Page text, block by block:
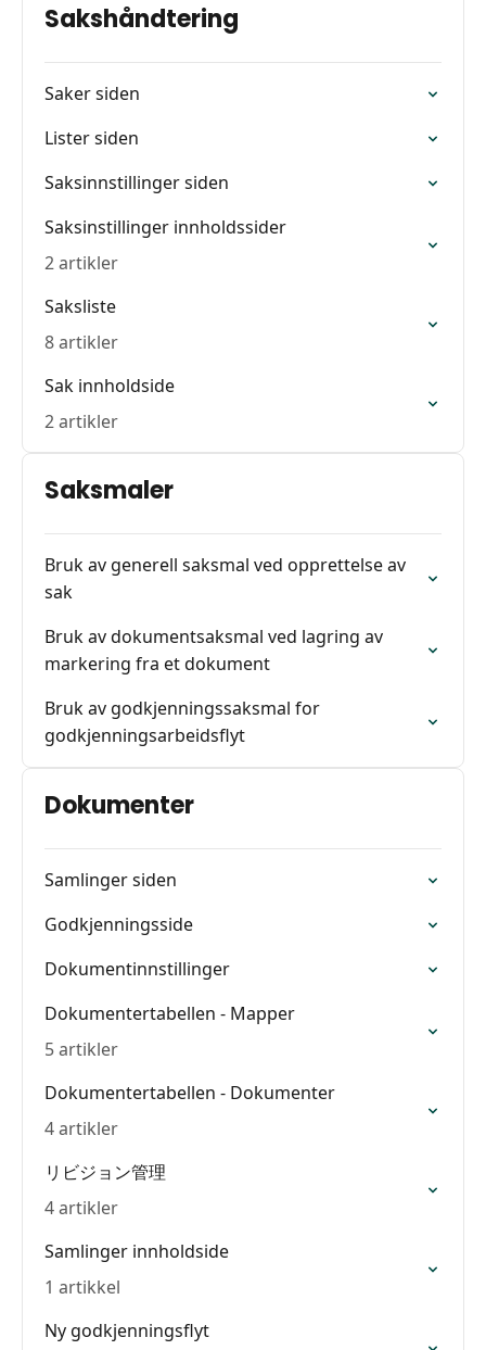
Sakshåndtering
Saker siden
Lister siden
Saksinnstillinger siden
Saksinstillinger innholdssider
2 artikler
Saksliste
8 artikler
Sak innholdside
2 artikler
Saksmaler
Bruk av generell saksmal ved opprettelse av
sak
Bruk av dokumentsaksmal ved lagring av
markering fra et dokument
Bruk av godkjenningssaksmal for
godkjenningsarbeidsflyt
Dokumenter
Samlinger siden
Godkjenningsside
Dokumentinnstillinger
Dokumentertabellen - Mapper
5 artikler
Dokumentertabellen - Dokumenter
4 artikler
リビジョン管理
4 artikler
Samlinger innholdside
1 artikkel
Ny godkjenningsflyt